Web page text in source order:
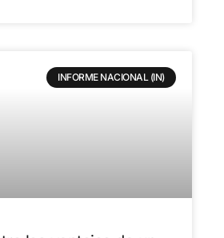
INFORME NACIONAL (IN)